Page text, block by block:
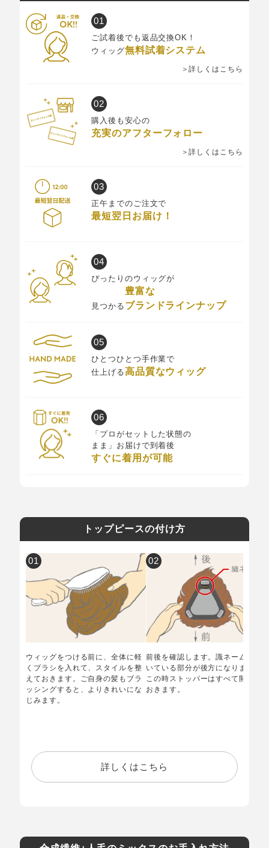
ご試着後でも返品交換OK！
ウィッグ無料試着システム
＞詳しくはこちら
購入後も安心の
充実のアフターフォロー
＞詳しくはこちら
正午までのご注文で
最短翌日お届け！
ぴったりのウィッグが
見つかる
豊富な
ブランドラインナップ
ひとつひとつ手作業で
仕上げる高品質なウィッグ
「プロがセットした状態の
まま」お届けで到着後
すぐに着用が可能
トップピースの付け方
ウィッグをつける前に、全体に軽
くブラシを入れて、スタイルを整
えておきます。ご自身の髪もブラ
ッシングすると、よりきれいにな
じみます。
前後を確認します。識ネームがつ
いている部分が後方になります。
この時ストッパーはすべて開いて
おきます。
詳しくはこちら